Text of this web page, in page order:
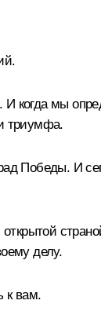
когда мы
триумфа.
Победы. И
делу.
к вам.